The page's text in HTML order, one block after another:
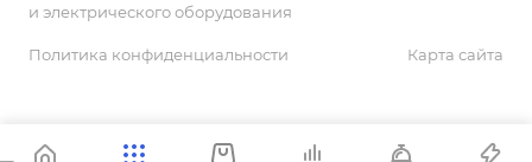
и электрического оборудования
Политика конфиденциальности Карта сайта